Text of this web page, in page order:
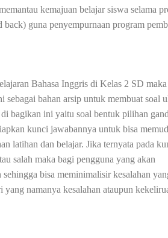
kemajuan belajar siswa selama
guna penyempurnaan program
Bahasa Inggris di Kelas 2 SD maka
bahan arsip untuk membuat soal
bagikan ini yaitu soal bentuk pilihan
kunci jawabannya untuk bisa
latihan dan belajar. Jika ternyata pada
salah maka bagi pengguna yang akan
bisa meminimalisir kesalahan
namanya kesalahan ataupun